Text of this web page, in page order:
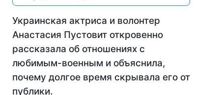
Украинская актриса и волонтер
Анастасия Пустовит откровенно
рассказала об отношениях с
любимым-военным и объяснила,
почему долгое время скрывала его от
публики.